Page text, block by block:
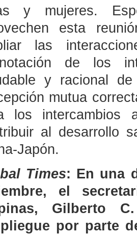
y mujeres.
esta
las
de los
y racional
mutua
los intercambios
al desarrollo
Japón.
Times: En una
el
Gilberto
por parte